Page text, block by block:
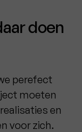
doen
perefect
moeten
en
voor zich.